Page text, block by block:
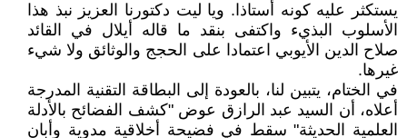
يستكثر عليه كونه أستاذا. ويا ليت دكتورنا العزيز نبذ هذا
الأسلوب البذيء واكتفى بنقد ما قاله أيلال في القائد
صلاح الدين الأيوبي اعتمادا على الحجج والوثائق ولا شيء
غيرها.
في الختام، يتبين لنا، بالعودة إلى البطاقة التقنية المدرجة
أعلاه، أن السيد عبد الرازق عوض "كشف الفضائح بالأدلة
العلمية الحديثة" سقط في فضيحة أخلاقية مدوية وأبان